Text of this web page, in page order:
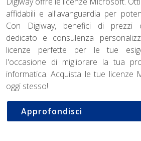
affidabili e all'avanguardia per
Con Digiway, benefici di prezzi
dedicato e consulenza
licenze perfette per le tue
l'occasione di migliorare la tua
informatica. Acquista le tue licenze
oggi stesso!
Approfondisci